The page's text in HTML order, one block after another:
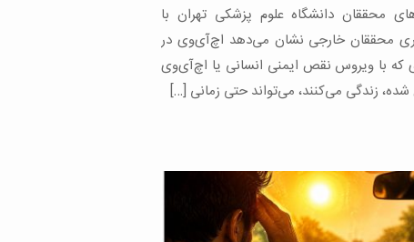
محققان دانشگاه علوم پزشکی تهران با
محققان خارجی نشان می‌دهد اچ‌آی‌وی در
که با ویروس نقص ایمنی انسانی یا اچ‌آی‌وی
شده، زندگی می‌کنند، می‌تواند حتی زمانی […]